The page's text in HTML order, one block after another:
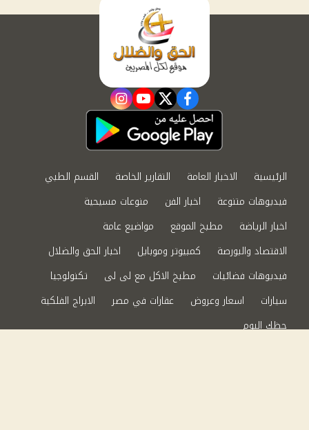
facebook
twitter
youtube
instagram
الرئيسية الاخبار العامة التقارير الخاصة
القسم الطبي
فيديوهات متنوعة
اخبار الفن
منوعات مسيحية
اخبار الرياضة
مطبخ الموقع
مواضيع عامة
الاقتصاد والبورصة
كمبيوتر وموبايل
اخبار الحق والضلال
فيديوهات فضائيات
مطبخ الاكل مع لى لى
تكنولوجيا
سيارات
اسعار وعروض عقارات في مصر
الابراج الفلكية
حظك اليوم